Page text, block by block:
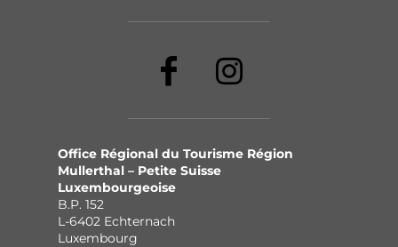
Office Régional du Tourisme Région
Mullerthal – Petite Suisse
Luxembourgeoise
B.P. 152
L-6402 Echternach
Luxembourg